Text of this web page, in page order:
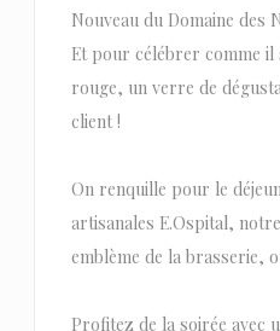
Nouveau du Domaine des
Et pour célébrer comme il
rouge, un verre de
client !
On renquille pour le
artisanales E.Ospital,
emblème de la brasserie,
Profitez de la soirée avec